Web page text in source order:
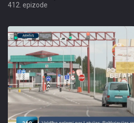
412. epizode